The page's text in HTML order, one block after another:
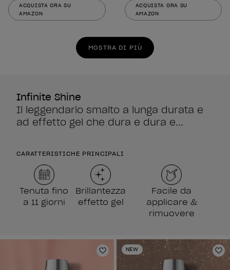
ACQUISTA ORA SU
AMAZON
ACQUISTA ORA SU
AMAZON
MOSTRA DI PIÙ
Infinite Shine
Il leggendario smalto a lunga durata e
ad effetto gel che dura e dura e...
CARATTERISTICHE PRINCIPALI
Tenuta fino
a 11 giorni
Brillantezza
effetto gel
Facile da
applicare &
rimuovere
Aggiungi alla lista dei desideri
NEW